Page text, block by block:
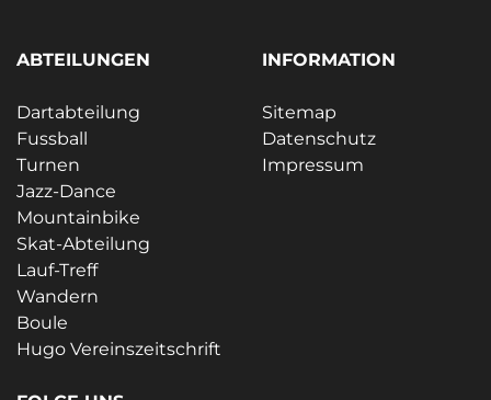
ABTEILUNGEN
Dartabteilung
Fussball
Turnen
Jazz-Dance
Mountainbike
Skat-Abteilung
Lauf-Treff
Wandern
Boule
Hugo Vereinszeitschrift
INFORMATION
Sitemap
Datenschutz
Impressum